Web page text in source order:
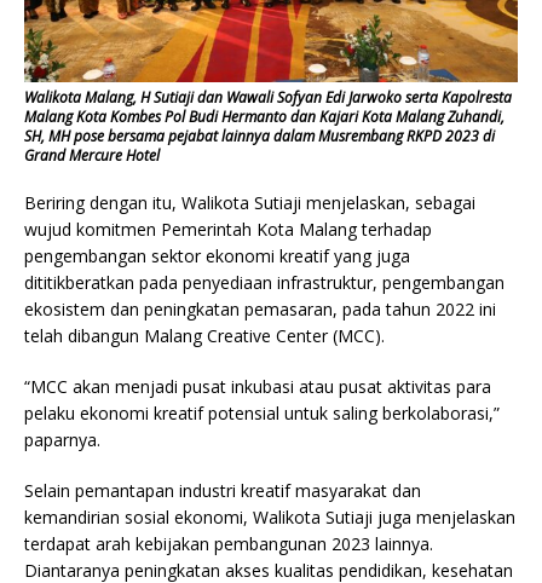
Walikota Malang, H Sutiaji dan Wawali Sofyan Edi Jarwoko serta Kapolresta
Malang Kota Kombes Pol Budi Hermanto dan Kajari Kota Malang Zuhandi,
SH, MH pose bersama pejabat lainnya dalam Musrembang RKPD 2023 di
Grand Mercure Hotel
Beriring dengan itu, Walikota Sutiaji menjelaskan, sebagai
wujud komitmen Pemerintah Kota Malang terhadap
pengembangan sektor ekonomi kreatif yang juga
dititikberatkan pada penyediaan infrastruktur, pengembangan
ekosistem dan peningkatan pemasaran, pada tahun 2022 ini
telah dibangun Malang Creative Center (MCC).
“MCC akan menjadi pusat inkubasi atau pusat aktivitas para
pelaku ekonomi kreatif potensial untuk saling berkolaborasi,”
paparnya.
Selain pemantapan industri kreatif masyarakat dan
kemandirian sosial ekonomi, Walikota Sutiaji juga menjelaskan
terdapat arah kebijakan pembangunan 2023 lainnya.
Diantaranya peningkatan akses kualitas pendidikan, kesehatan